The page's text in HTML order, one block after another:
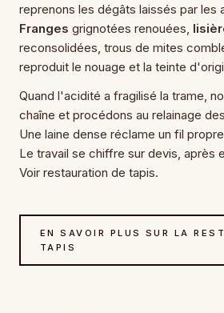
reprenons les dégâts laissés par les
Franges grignotées renouées,
reconsolidées, trous de mites
reproduit le nouage et la teinte
Quand l'acidité a fragilisé la trame,
chaîne et procédons au relainage
Une laine dense réclame un fil
Le travail se chiffre sur devis, après
Voir restauration de tapis.
EN SAVOIR PLUS SUR LA
TAPIS